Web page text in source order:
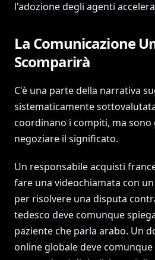
l'adozione degli agenti
La Comunicazione
Scomparirà
C'è una parte della narrativa
sistematicamente
coordinano i compiti, ma sono
negoziare il significato.
Un responsabile acquisti
fare una videochiamata con
per risolvere una disputa
tedesco deve comunque
paziente che parla arabo. Un
online globale deve